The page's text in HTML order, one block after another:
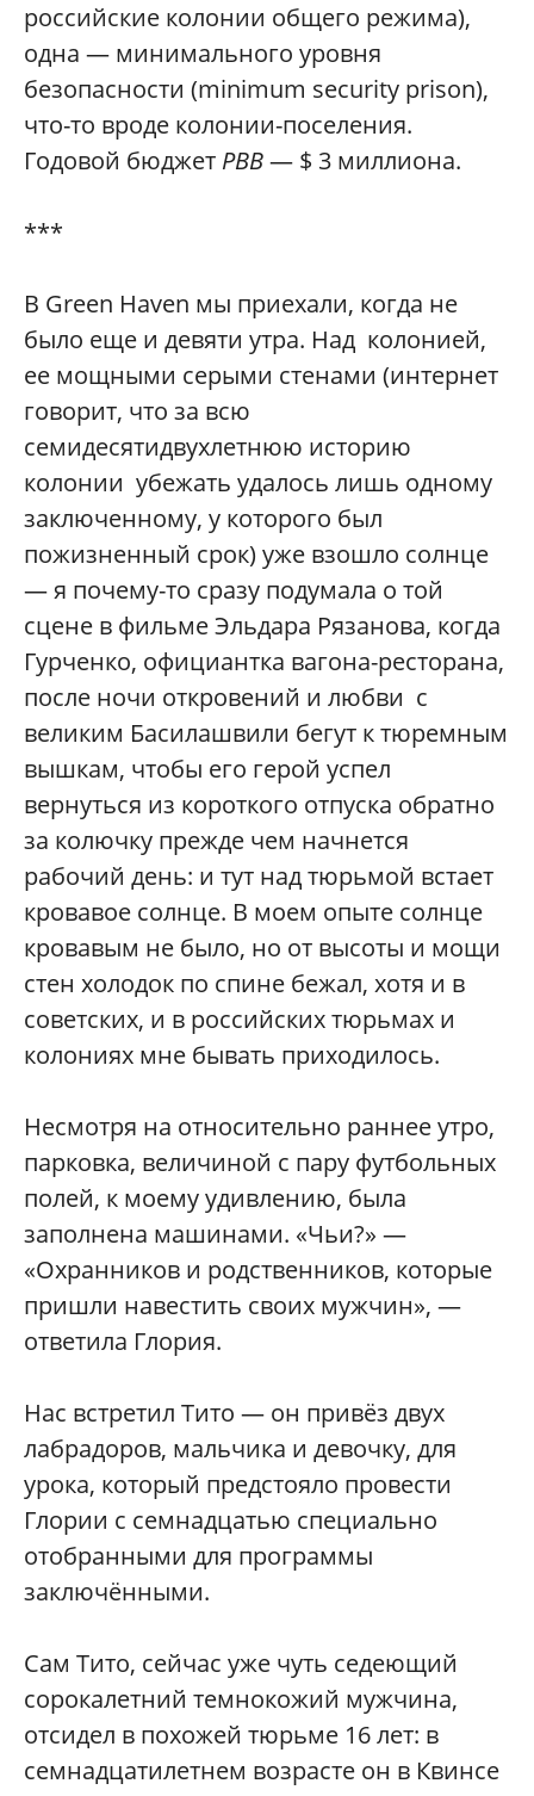
российские колонии общего режима),
одна — минимального уровня
безопасности (minimum security prison),
что-то вроде колонии-поселения.
Годовой бюджет PBB— $ 3 миллиона.
***
В Green Haven мы приехали, когда не
было еще и девяти утра. Над колонией,
ее мощными серыми стенами (интернет
говорит, что за всю
семидесятидвухлетнюю историю
колонии убежать удалось лишь одному
заключенному, у которого был
пожизненный срок) уже взошло солнце
— я почему-то сразу подумала о той
сцене в фильме Эльдара Рязанова, когда
Гурченко, официантка вагона-ресторана,
после ночи откровений и любви с
великим Басилашвили бегут к тюремным
вышкам, чтобы его герой успел
вернуться из короткого отпуска обратно
за колючку прежде чем начнется
рабочий день: и тут над тюрьмой встает
кровавое солнце. В моем опыте солнце
кровавым не было, но от высоты и мощи
стен холодок по спине бежал, хотя и в
советских, и в российских тюрьмах и
колониях мне бывать приходилось.
Несмотря на относительно раннее утро,
парковка, величиной с пару футбольных
полей, к моему удивлению, была
заполнена машинами. «Чьи?» —
«Охранников и родственников, которые
пришли навестить своих мужчин», —
ответила Глория.
Нас встретил Тито — он привёз двух
лабрадоров, мальчика и девочку, для
урока, который предстояло провести
Глории с семнадцатью специально
отобранными для программы
заключёнными.
Сам Тито, сейчас уже чуть седеющий
сорокалетний темнокожий мужчина,
отсидел в похожей тюрьме 16 лет: в
семнадцатилетнем возрасте он в Квинсе